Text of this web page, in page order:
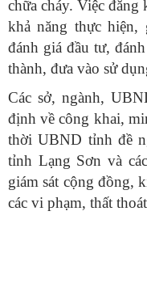
chữa cháy. Việc
khả năng thực hiện,
đánh giá đầu tư,
thành, đưa vào sử
Các sở, ngành,
định về công khai,
thời UBND tỉnh đề
tỉnh Lạng Sơn và
giám sát cộng đồng,
các vi phạm, thất